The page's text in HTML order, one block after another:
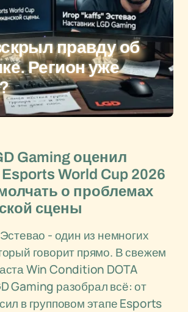
правду об
Регион уже
Gaming оценил
World Cup 2026
о проблемах
сцены
- один из немногих
говорит прямо. В свежем
Win Condition DOTA
Gaming разобрал всё: от
в групповом этапе Esports